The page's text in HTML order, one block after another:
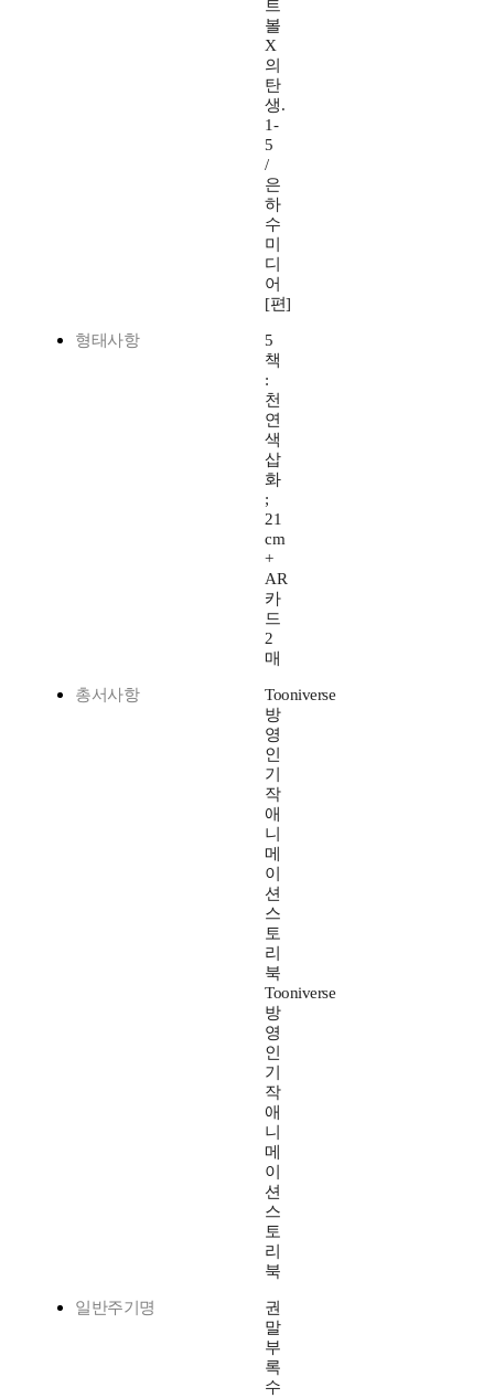
트
볼
X
의
탄
생.
1-
5
/
은
하
수
미
디
어
[편]
형태사항
5
책
:
천
연
색
삽
화
;
21
cm
+
AR
카
드
2
매
총서사항
Tooniverse
방
영
인
기
작
애
니
메
이
션
스
토
리
북
Tooniverse
방
영
인
기
작
애
니
메
이
션
스
토
리
북
일반주기명
권
말
부
록
수